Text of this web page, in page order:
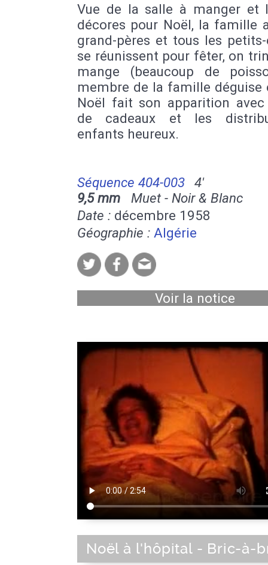
Vue de la salle à manger et
décores pour Noël, la famille
grand-pères et tous les
se réunissent pour fêter, on
mange (beaucoup de
membre de la famille déguise
Noël fait son apparition
de cadeaux et les
enfants heureux.
Séquence 404-003
4'
9,5 mm Muet - Noir & Blanc
Date : décembre 1958
Géographie : Algérie
Voir la notice
Noël à l'hôpital - Bric-à-